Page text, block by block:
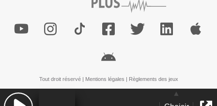
Tout droit réservé | Mentions légales | Règlements des jeux